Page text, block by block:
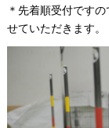
＊先着順受付です
せていただきます。